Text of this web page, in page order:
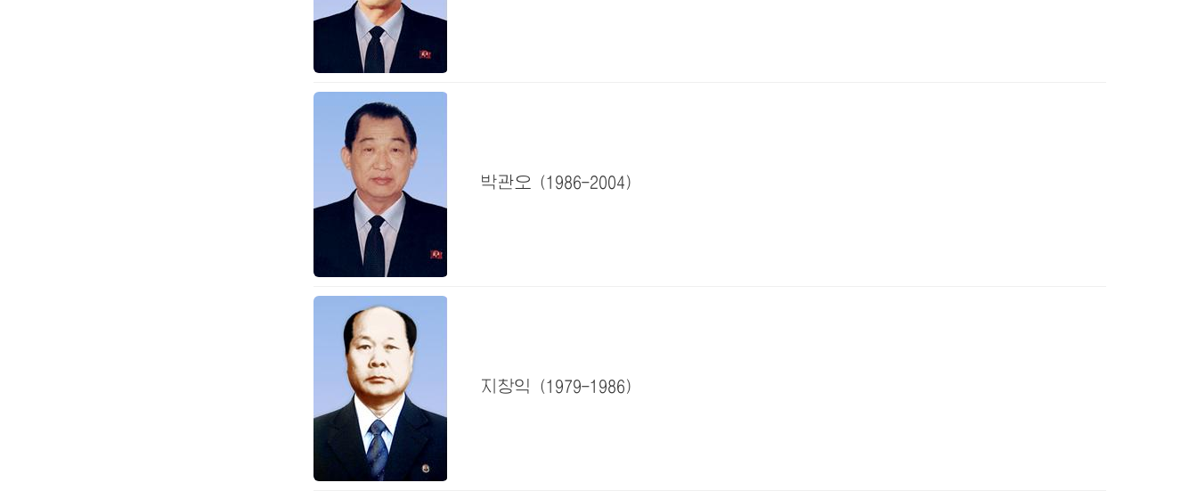
박관오 (1986-2004)
지창익 (1979-1986)